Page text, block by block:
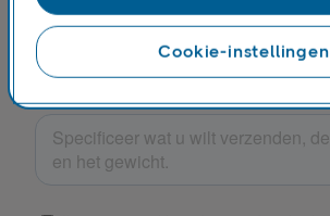
Cookie-instellingen